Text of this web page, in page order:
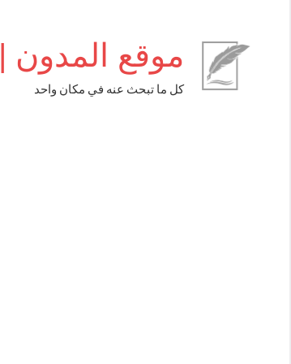
موقع المدون | almudwen.com
كل ما تبحث عنه في مكان واحد